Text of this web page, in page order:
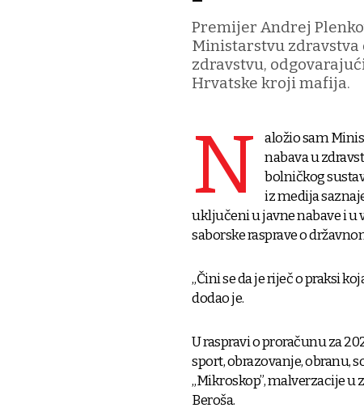
Premijer Andrej
Ministarstvu zdravstva
zdravstvu,
Hrvatske kroji mafija.
N
aložio sam
nabava u
bolničkog
iz medija
uključeni u javne nabave i u
saborske rasprave o
„Čini se da je riječ o praksi
dodao je.
U raspravi o proračunu za
sport, obrazovanje, obranu,
„Mikroskop”, malverzacije
Beroša.